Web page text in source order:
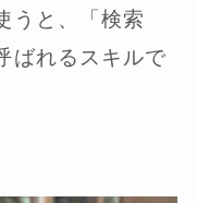
うと、「検索
ばれるスキルで